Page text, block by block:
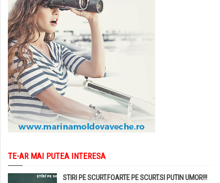
TE-AR MAI PUTEA INTERESA
STIRI PE SCURT.FOARTE PE SCURT.SI PUTIN UMOR!!!